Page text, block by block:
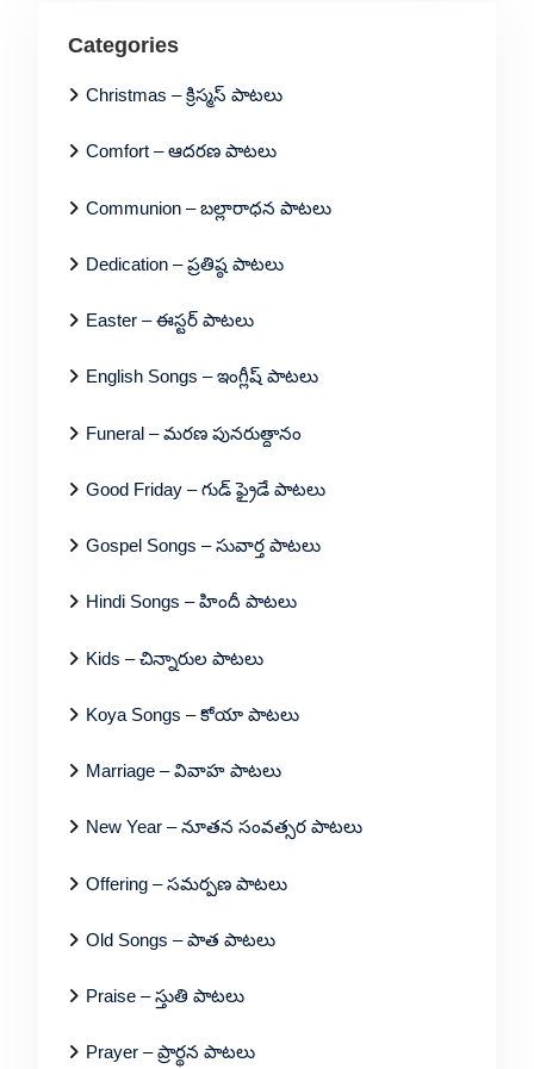
Categories
Christmas – క్రిస్మస్ పాటలు
Comfort – ఆదరణ పాటలు
Communion – బల్లారాధన పాటలు
Dedication – ప్రతిష్ఠ పాటలు
Easter – ఈస్టర్ పాటలు
English Songs – ఇంగ్లీష్ పాటలు
Funeral – మరణ పునరుత్దానం
Good Friday – గుడ్ ఫ్రైడే పాటలు
Gospel Songs – సువార్త పాటలు
Hindi Songs – హిందీ పాటలు
Kids – చిన్నారుల పాటలు
Koya Songs – కోయా పాటలు
Marriage – వివాహ పాటలు
New Year – నూతన సంవత్సర పాటలు
Offering – సమర్పణ పాటలు
Old Songs – పాత పాటలు
Praise – స్తుతి పాటలు
Prayer – ప్రార్థన పాటలు